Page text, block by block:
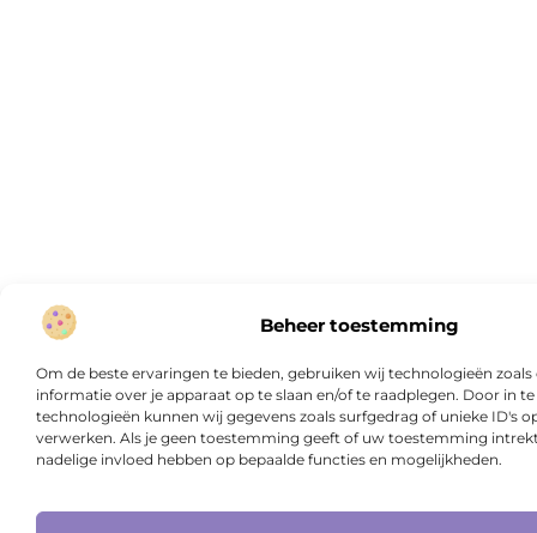
Beheer toestemming
Om de beste ervaringen te bieden, gebruiken wij technologieën
informatie over je apparaat op te slaan en/of te raadplegen. Door in
technologieën kunnen wij gegevens zoals surfgedrag of unieke ID's
verwerken. Als je geen toestemming geeft of uw toestemming
nadelige invloed hebben op bepaalde functies en mogelijkheden.